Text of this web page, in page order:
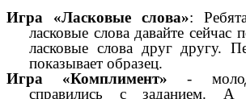
Игра «Ласковые слова»:
ласковые слова давайте сейчас
ласковые слова друг другу.
показывает образец.
Игра «Комплимент» -
справились с заданием. А